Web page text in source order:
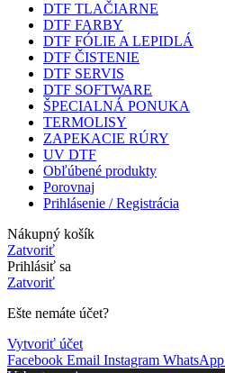
DTF TLAČIARNE
DTF FARBY
DTF FÓLIE A LEPIDLÁ
DTF ČISTENIE
DTF SERVIS
DTF SOFTWARE
ŠPECIALNÁ PONUKA
TERMOLISY
ZAPEKACIE RÚRY
UV DTF
Obľúbené produkty
Porovnaj
Prihlásenie / Registrácia
Nákupný košík
Zatvoriť
Prihlásiť sa
Zatvoriť
Ešte nemáte účet?
Vytvoriť účet
Facebook Email Instagram WhatsApp